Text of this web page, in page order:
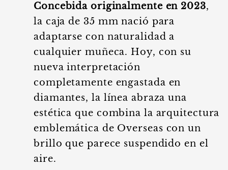
Concebida originalmente en 2023,
la caja de 35 mm nació para
adaptarse con naturalidad a
cualquier muñeca. Hoy, con su
nueva interpretación
completamente engastada en
diamantes, la línea abraza una
estética que combina la arquitectura
emblemática de Overseas con un
brillo que parece suspendido en el
aire.